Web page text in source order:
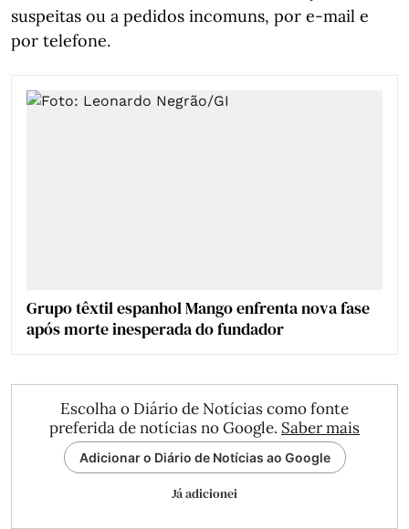
suspeitas ou a pedidos incomuns, por e-mail e
por telefone.
Grupo têxtil espanhol Mango enfrenta nova fase
após morte inesperada do fundador
Escolha o Diário de Notícias como fonte
preferida de notícias no Google. Saber mais
Adicionar o Diário de Notícias ao Google
Já adicionei